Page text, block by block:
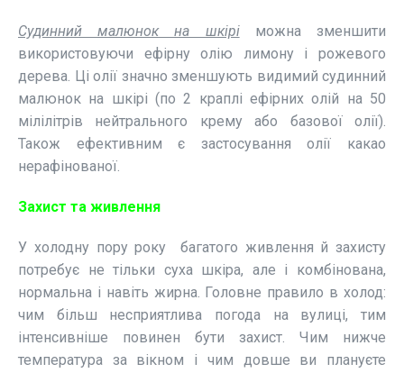
Судинний малюнок на шкіріможна зменшити
використовуючи ефірну олію лимону і рожевого
дерева. Ці олії значно зменшують видимий судинний
малюнок на шкірі (по 2 краплі ефірних олій на 50
мілілітрів нейтрального крему або базової олії).
Також ефективним є застосування олії какао
нерафінованої.
Захист та живлення
У холодну пору року багатого живлення й захисту
потребує не тільки суха шкіра, але і комбінована,
нормальна і навіть жирна. Головне правило в холод:
чим більш несприятлива погода на вулиці, тим
інтенсивніше повинен бути захист. Чим нижче
температура за вікном і чим довше ви плануєте